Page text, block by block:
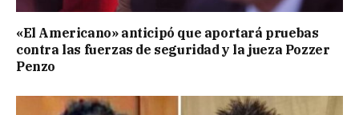
«El Americano» anticipó que aportará pruebas
contra las fuerzas de seguridad y la jueza Pozzer
Penzo